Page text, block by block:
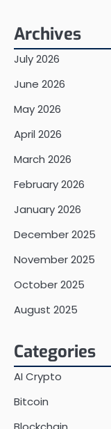
Archives
July 2026
June 2026
May 2026
April 2026
March 2026
February 2026
January 2026
December 2025
November 2025
October 2025
August 2025
Categories
AI Crypto
Bitcoin